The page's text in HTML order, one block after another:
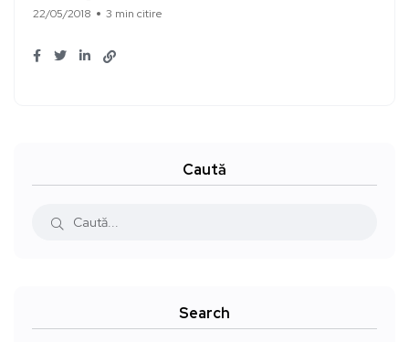
22/05/2018 3 min citire
Caută
Search